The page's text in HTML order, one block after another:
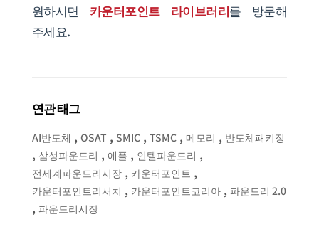
원하시면 카운터포인트 라이브러리를 방문해
주세요.
연관 태그
AI반도체 , OSAT , SMIC, TSMC, 메모리 , 반도체패키징
, 삼성파운드리 , 애플 , 인텔파운드리 ,
전세계파운드리시장, 카운터포인트 ,
카운터포인트리서치 , 카운터포인트코리아, 파운드리 2.0
, 파운드리시장